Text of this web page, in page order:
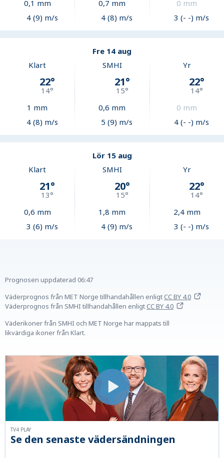
0,1 mm
4 (9) m/s
0,7 mm
4 (8) m/s
0 mm
3 (- -) m/s
Fre 14 aug
Klart
22°
14°
1 mm
4 (8) m/s
SMHI
21°
15°
0,6 mm
5 (9) m/s
Yr
22°
14°
0 mm
4 (- -) m/s
Lör 15 aug
Klart
21°
13°
0,6 mm
3 (6) m/s
SMHI
20°
15°
1,8 mm
4 (9) m/s
Yr
22°
14°
2,4mm
3 (- -) m/s
Prognosen uppdaterad 06:47
Väderprognos från MET Norge tillhandahållen enligtCC BY 4.0
Väderprognos från SMHI tillhandahållen enligtCC BY 4.0
Väderikoner från SMHI och MET Norge har mappats till
likvärdiga ikoner från Klart.
Se den senaste vädersändningen
TV4 PLAY